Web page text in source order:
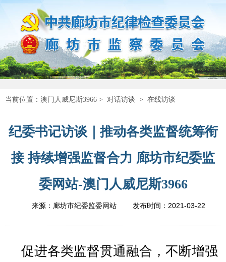
当前位置： 澳门人威尼斯3966 > 对话访谈 > 在线访谈
纪委书记访谈｜推动各类监督统筹衔
接 持续增强监督合力 廊坊市纪委监
委网站-澳门人威尼斯3966
来源：廊坊市纪委监委网站 发布时间： 2021-03-22
促进各类监督贯通融合，不断增强